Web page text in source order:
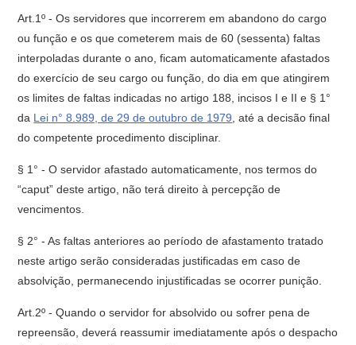
Art.1º - Os servidores que incorrerem em abandono do cargo
ou função e os que cometerem mais de 60 (sessenta) faltas
interpoladas durante o ano, ficam automaticamente afastados
do exercício de seu cargo ou função, do dia em que atingirem
os limites de faltas indicadas no artigo 188, incisos I e II e § 1°
da Lei n° 8.989, de 29 de outubro de 1979 , até a decisão final
do competente procedimento disciplinar.
§ 1° - O servidor afastado automaticamente, nos termos do
“caput” deste artigo, não terá direito à percepção de
vencimentos.
§ 2° - As faltas anteriores ao período de afastamento tratado
neste artigo serão consideradas justificadas em caso de
absolvição, permanecendo injustificadas se ocorrer punição.
Art.2º - Quando o servidor for absolvido ou sofrer pena de
repreensão, deverá reassumir imediatamente após o despacho